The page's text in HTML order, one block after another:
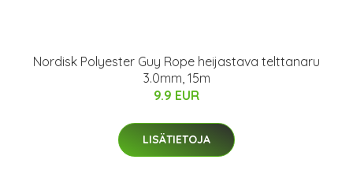
Nordisk Polyester Guy Rope heijastava telttanaru
3.0mm, 15m
9.9 EUR
LISÄTIETOJA